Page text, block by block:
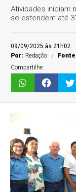
Atividades iniciam
se estendem até
09/09/2025 às 21h02
Por: Redação
Compartilhe: